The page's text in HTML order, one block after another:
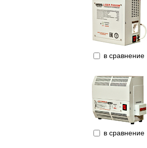
в сравнение
в сравнение